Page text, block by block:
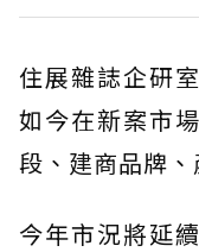
住展雜誌企研
如今在新案市
段、建商品牌
今年市況將延